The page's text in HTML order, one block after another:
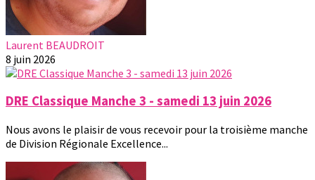
Laurent BEAUDROIT
8 juin 2026
DRE Classique Manche 3 - samedi 13 juin 2026
Nous avons le plaisir de vous recevoir pour la troisième manche
de Division Régionale Excellence...